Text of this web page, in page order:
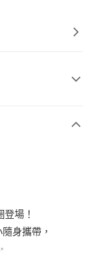
行
行
場！
身攜帶，